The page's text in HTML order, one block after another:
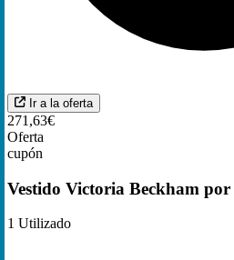
Ir a la oferta
271,63€
Oferta
cupón
Vestido Victoria Beckham por
1 Utilizado